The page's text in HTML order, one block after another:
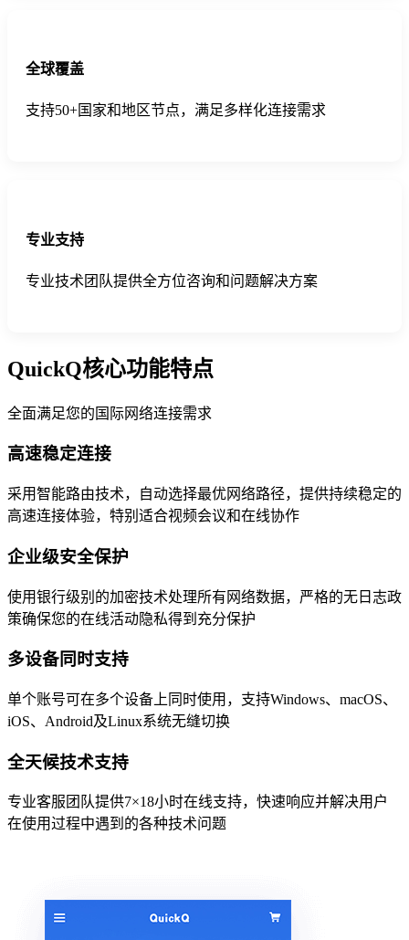
全球覆盖
支持50+国家和地区节点，满足多样化连接需求
专业支持
专业技术团队提供全方位咨询和问题解决方案
QuickQ核心功能特点
全面满足您的国际网络连接需求
高速稳定连接
采用智能路由技术，自动选择最优网络路径，提供持续稳定的
高速连接体验，特别适合视频会议和在线协作
企业级安全保护
使用银行级别的加密技术处理所有网络数据，严格的无日志政
策确保您的在线活动隐私得到充分保护
多设备同时支持
单个账号可在多个设备上同时使用，支持Windows、macOS、
iOS、Android及Linux系统无缝切换
全天候技术支持
专业客服团队提供7×18小时在线支持，快速响应并解决用户
在使用过程中遇到的各种技术问题